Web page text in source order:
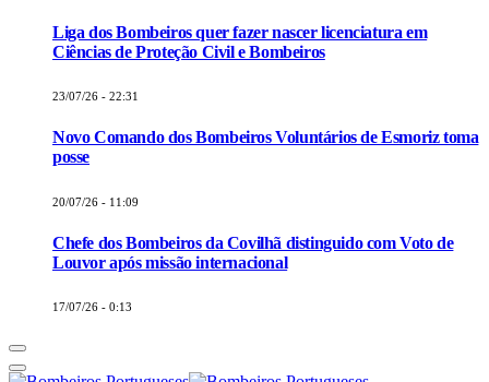
Liga dos Bombeiros quer fazer nascer licenciatura em
Ciências de Proteção Civil e Bombeiros
23/07/26 - 22:31
Novo Comando dos Bombeiros Voluntários de Esmoriz toma
posse
20/07/26 - 11:09
Chefe dos Bombeiros da Covilhã distinguido com Voto de
Louvor após missão internacional
17/07/26 - 0:13